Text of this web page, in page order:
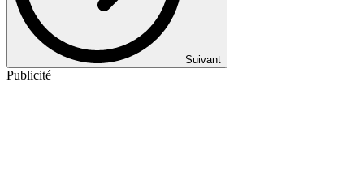
Suivant
Publicité